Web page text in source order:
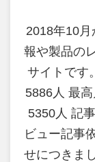
2018年10
報や製品の
サイトです
5886人 最
5350人 記
ビュー記事
せにつきま